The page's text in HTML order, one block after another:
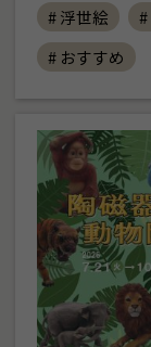
# 浮世絵
# おすすめ